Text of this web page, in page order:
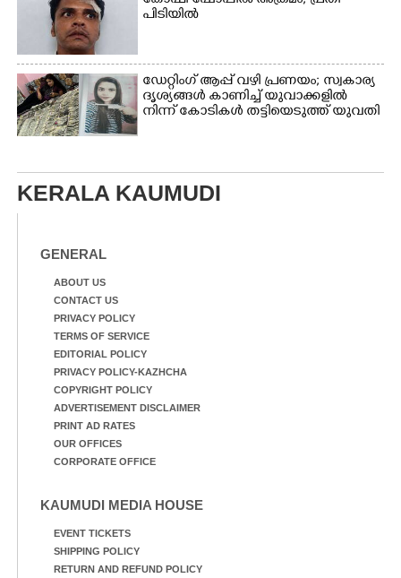
പിടിയിൽ
ഡേറ്റിംഗ് ആപ്പ് വഴി പ്രണയം; സ്വകാര്യ
ദൃശ്യങ്ങൾ കാണിച്ച് യുവാക്കളിൽ
നിന്ന് കോടികൾ തട്ടിയെടുത്ത് യുവതി
KERALA KAUMUDI
GENERAL
ABOUT US
CONTACT US
PRIVACY POLICY
TERMS OF SERVICE
EDITORIAL POLICY
PRIVACY POLICY-KAZHCHA
COPYRIGHT POLICY
ADVERTISEMENT DISCLAIMER
PRINT AD RATES
OUR OFFICES
CORPORATE OFFICE
KAUMUDI MEDIA HOUSE
EVENT TICKETS
SHIPPING POLICY
RETURN AND REFUND POLICY